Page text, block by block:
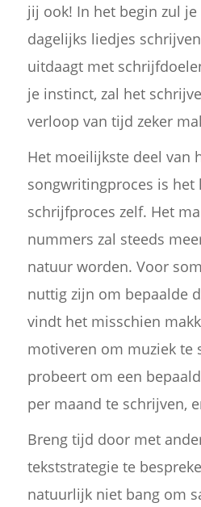
jij ook! In het begin zul
dagelijks liedjes
uitdaagt met
je instinct, zal het
verloop van tijd zeker
Het moeilijkste deel van
songwritingproces is het
schrijfproces zelf. Het
nummers zal steeds
natuur worden. Voor
nuttig zijn om bepaalde
vindt het misschien
motiveren om muziek te
probeert om een
per maand te schrijven,
Breng tijd door met
tekststrategie te
natuurlijk niet bang om